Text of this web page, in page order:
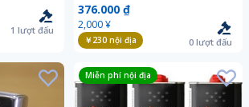
1 lượt đấu
376.000 ₫
2,000 ¥
￥230nội địa 0 lượt đấu
Miễn phí nội địa